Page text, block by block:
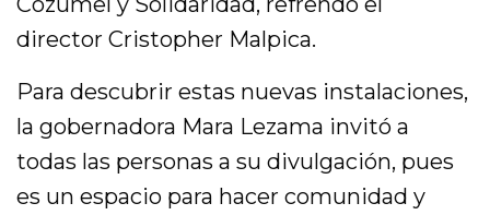
director Cristopher Malpica.
Para descubrir estas nuevas instalaciones,
la gobernadora Mara Lezama invitó a
todas las personas a su divulgación, pues
es un espacio para hacer comunidad y